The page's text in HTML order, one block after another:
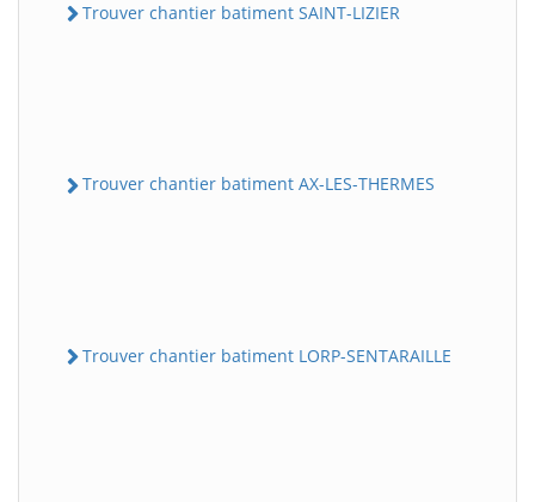
Trouver chantier batiment SAINT-LIZIER
Trouver chantier batiment AX-LES-THERMES
Trouver chantier batiment LORP-SENTARAILLE